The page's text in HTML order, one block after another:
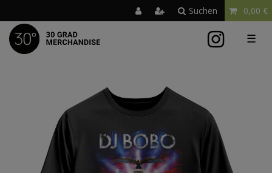
Suchen 0,00 €
☰